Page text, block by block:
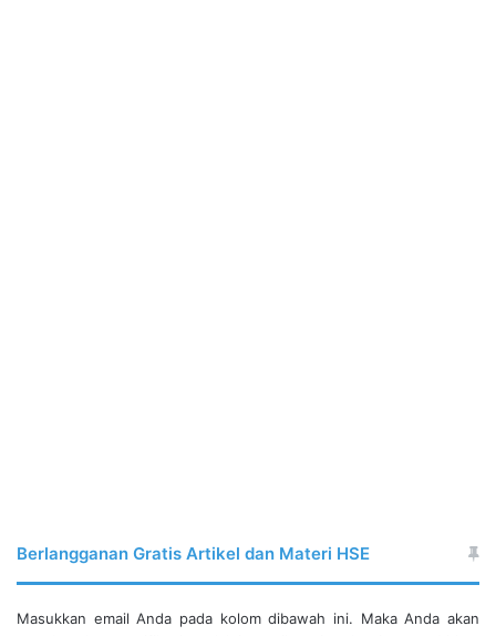
Berlangganan Gratis Artikel dan Materi HSE
Masukkan email Anda pada kolom dibawah ini. Maka Anda akan